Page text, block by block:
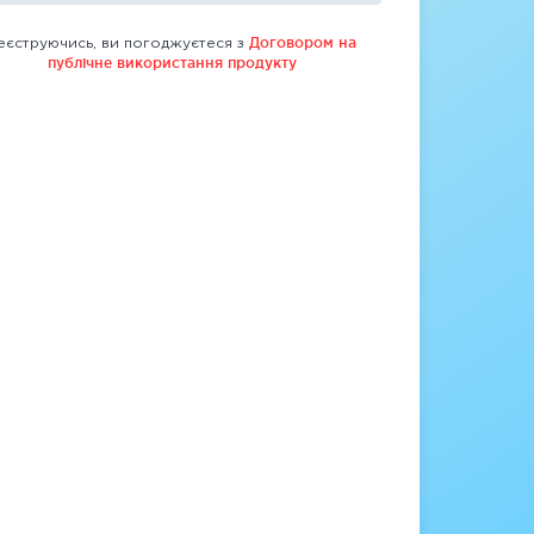
ви погоджуєтеся з Договором на
публічне використання продукту